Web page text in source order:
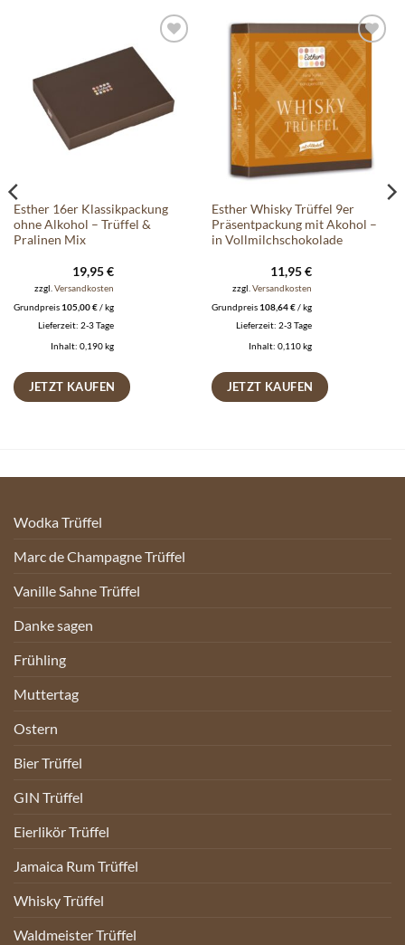
Auf die
Wunschliste
Esther 16er Klassikpackung
ohne Alkohol – Trüffel &
Pralinen Mix
19,95€
zzgl. Versandkosten
Grundpreis 105,00€/kg
Lieferzeit: 2-3 Tage
Inhalt: 0,190kg
JETZT KAUFEN
Auf die
Wunschliste
Esther Whisky Trüffel 9er
Präsentpackung mit Akohol –
in Vollmilchschokolade
11,95€
zzgl. Versandkosten
Grundpreis 108,64€/kg
Lieferzeit: 2-3 Tage
Inhalt: 0,110kg
JETZT KAUFEN
Wodka Trüffel
Marc de Champagne Trüffel
Vanille Sahne Trüffel
Danke sagen
Frühling
Muttertag
Ostern
Bier Trüffel
GIN Trüffel
Eierlikör Trüffel
Jamaica Rum Trüffel
Whisky Trüffel
Waldmeister Trüffel